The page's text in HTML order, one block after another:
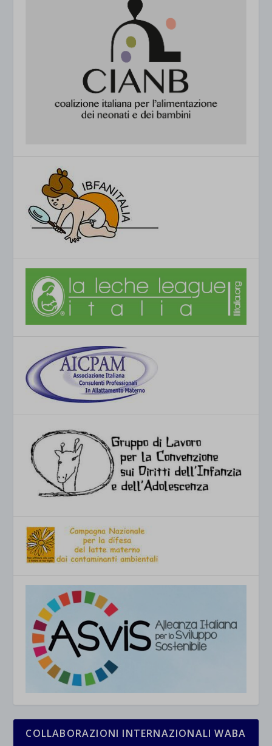
COLLABORAZIONI INTERNAZIONALI WABA